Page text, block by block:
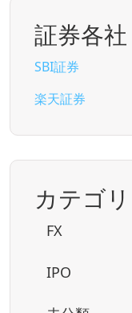
証券各社
SBI証券
楽天証券
カテゴリ
FX
IPO